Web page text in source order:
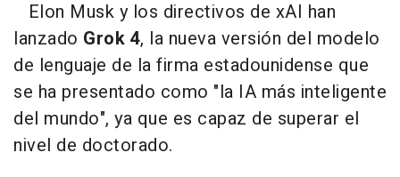
Elon Musk y los directivos de xAI han
lanzado Grok 4, la nueva versión del modelo
de lenguaje de la firma estadounidense que
se ha presentado como "la IA más inteligente
del mundo", ya que es capaz de superar el
nivel de doctorado.